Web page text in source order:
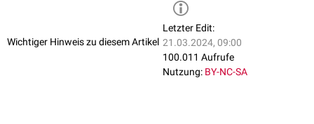
Wichtiger Hinweis zu diesem Artikel
Letzter Edit:
21.03.2024, 09:00
100.011 Aufrufe
Nutzung: BY-NC-SA